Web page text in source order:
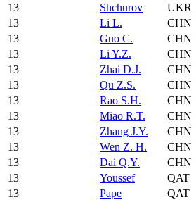
13
Shchurov UKR
13
Li L. CHN
13
Guo C. CHN
13
Li Y.Z. CHN
13
Zhai D.J. CHN
13
Qu Z.S. CHN
13
Rao S.H. CHN
13
Miao R.T. CHN
13
Zhang J.Y. CHN
13
Wen Z. H. CHN
13
Dai Q.Y. CHN
13
Youssef QAT
13
Pape QAT